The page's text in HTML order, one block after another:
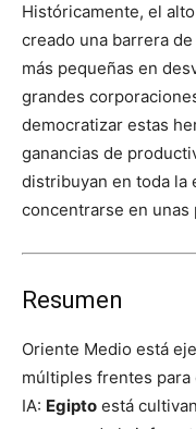
Históricamente, el
creado una barrera
más pequeñas en
grandes
democratizar estas
ganancias de
distribuyan en toda la
concentrarse en unas
Resumen
Oriente Medio está
múltiples frentes para
IA: Egipto está